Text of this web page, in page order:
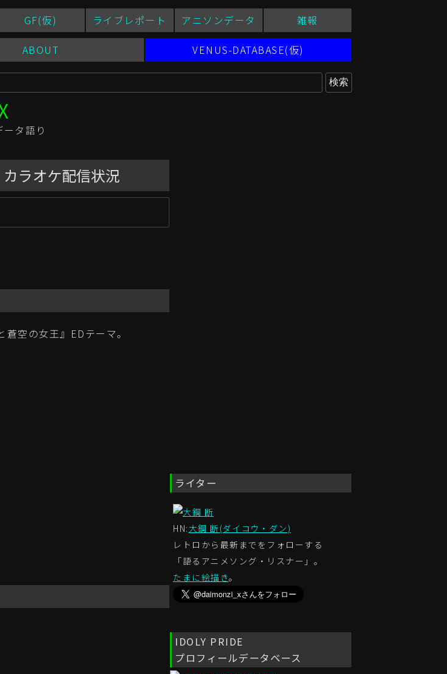
GF(仮) ライブレポート アニソンデータ 雑報
ABOUT VENUS-DATABASE(仮)
タ語り
ラオケ配信状況
空の女王』EDテーマ。
ライター
HN: 大鋼 断(ダイコウ・ダン)
レトロから最新までをフォローする
「語るアニメソング・リスナー」。
たまに絵描き。
IDOLY PRIDE
プロフィールデータベース